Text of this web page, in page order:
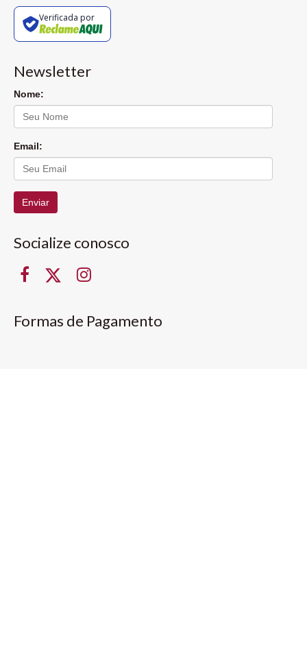
Verificada por
Newsletter
Nome:
Email:
Enviar
Socialize conosco
Formas de Pagamento